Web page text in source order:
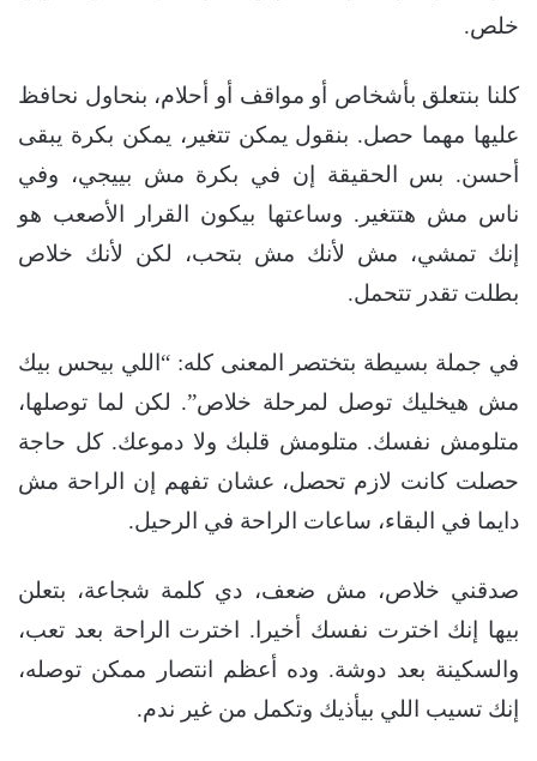
خلص.
كلنا بنتعلق بأشخاص أو مواقف أو أحلام، بنحاول نحافظ
عليها مهما حصل. بنقول يمكن تتغير، يمكن بكرة يبقى
أحسن. بس الحقيقة إن في بكرة مش بييجي، وفي
ناس مش هتتغير. وساعتها بيكون القرار الأصعب هو
إنك تمشي، مش لأنك مش بتحب، لكن لأنك خلاص
بطلت تقدر تتحمل.
في جملة بسيطة بتختصر المعنى كله: “اللي بيحس بيك
مش هيخليك توصل لمرحلة خلاص”. لكن لما توصلها،
متلومش نفسك. متلومش قلبك ولا دموعك. كل حاجة
حصلت كانت لازم تحصل، عشان تفهم إن الراحة مش
دايما في البقاء، ساعات الراحة في الرحيل.
صدقني خلاص، مش ضعف، دي كلمة شجاعة، بتعلن
بيها إنك اخترت نفسك أخيرا. اخترت الراحة بعد تعب،
والسكينة بعد دوشة. وده أعظم انتصار ممكن توصله،
إنك تسيب اللي بيأذيك وتكمل من غير ندم.